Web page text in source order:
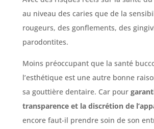
au niveau des caries que de la
rougeurs, des gonflements, des
parodontites.
Moins préoccupant que la santé
l’esthétique est une autre bonne
sa gouttière dentaire. Car pour
transparence et la discrétion de
encore faut-il prendre soin de son